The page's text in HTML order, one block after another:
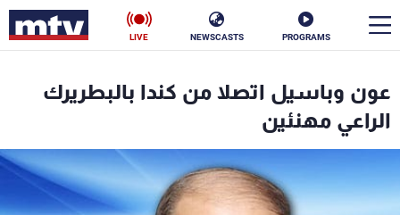
PROGRAMS
NEWSCASTS
LIVE
عون وباسيل اتصلا من كندا بالبطريرك
الراعي مهنئين
الأخبار
ناس
إقتصاد فن